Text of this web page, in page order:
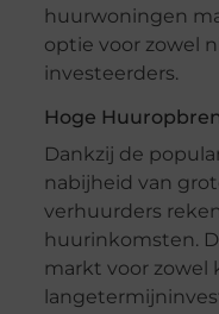
huurwoningen
optie voor zowel
investeerders.
Hoge
Dankzij de
nabijheid van
verhuurders
huurinkomsten.
markt voor zowel